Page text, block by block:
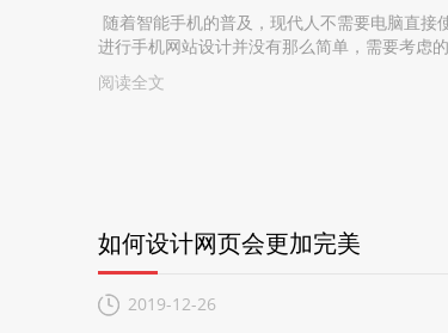
随着智能手机的普及，现代人不需要电脑直
进行手机网站设计并没有那么简单，需要考虑
阅读全文
如何设计网页会更加完美
2019-12-26